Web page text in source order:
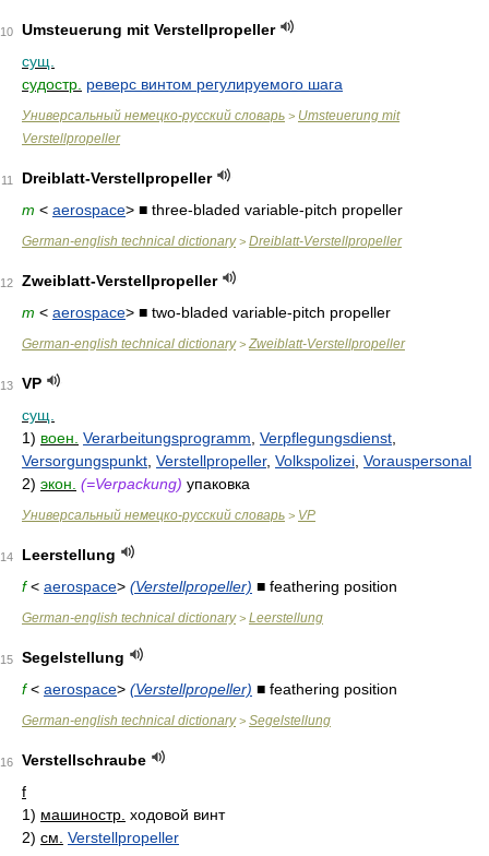
10
Umsteuerung mit Verstellpropeller
сущ.
судостр. реверс винтом регулируемого шага
Универсальный немецко-русский словарь > Umsteuerung mit
Verstellpropeller
11
Dreiblatt-Verstellpropeller
m < aerospace> ■ three-bladed variable-pitch propeller
German-english technical dictionary> Dreiblatt-Verstellpropeller
12
Zweiblatt-Verstellpropeller
m < aerospace> ■ two-bladed variable-pitch propeller
German-english technical dictionary> Zweiblatt-Verstellpropeller
13
VP
сущ.
1) воен. Verarbeitungsprogramm Verpflegungsdienst
Versorgungspunkt Verstellpropeller, Volkspolizei Vorauspersonal
2) экон. (=Verpackung) упаковка
Универсальный немецко-русский словарь > VP
14
Leerstellung
f< aerospace> (Verstellpropeller) ■ feathering position
German-english technical dictionary> Leerstellung
15
Segelstellung
f< aerospace> (Verstellpropeller) ■ feathering position
German-english technical dictionary> Segelstellung
16
Verstellschraube
f
1) машиностр. ходовой винт
2) см. Verstellpropeller